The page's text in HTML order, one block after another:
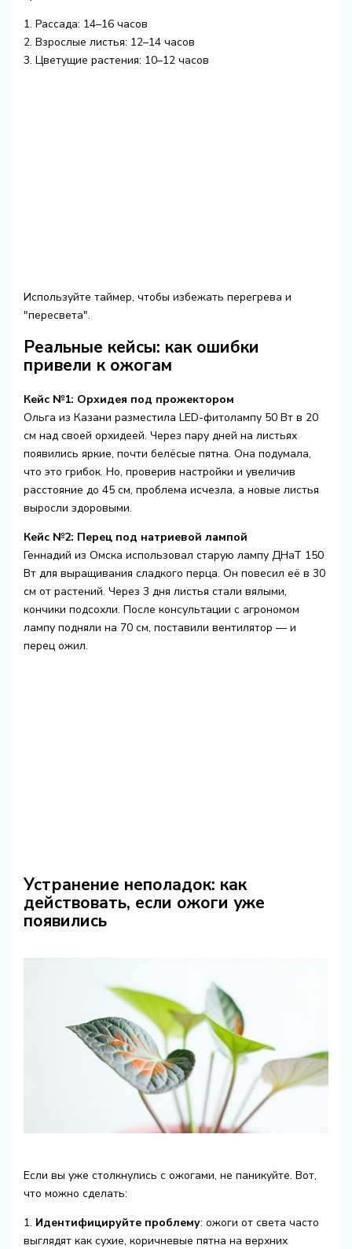
1. Рассада: 14–16 часов
2. Взрослые листья: 12–14 часов
3. Цветущие растения: 10–12 часов
Используйте таймер, чтобы избежать перегрева и
"пересвета".
Реальные кейсы: как ошибки
привели к ожогам
Кейс №1: Орхидея под прожектором
Ольга из Казани разместила LED-фитолампу 50 Вт в 20
см над своей орхидеей. Через пару дней на листьях
появились яркие, почти белёсые пятна. Она подумала,
что это грибок. Но, проверив настройки и увеличив
расстояние до 45 см, проблема исчезла, а новые листья
выросли здоровыми.
Кейс №2: Перец под натриевой лампой
Геннадий из Омска использовал старую лампу ДНаТ 150
Вт для выращивания сладкого перца. Он повесил её в 30
см от растений. Через 3 дня листья стали вялыми,
кончики подсохли. После консультации с агрономом
лампу подняли на 70 см, поставили вентилятор — и
перец ожил.
Устранение неполадок: как
действовать, если ожоги уже
появились
Если вы уже столкнулись с ожогами, не паникуйте. Вот,
что можно сделать:
1. Идентифицируйте проблему: ожоги от света часто
выглядят как сухие, коричневые пятна на верхних